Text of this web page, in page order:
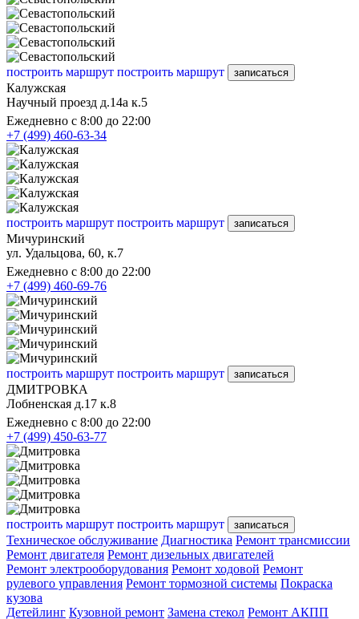
построить маршрут построить маршрут записаться
Калужская
Научный проезд д.14а к.5
Ежедневно с 8:00 до 22:00
+7 (499) 460-63-34
построить маршрут построить маршрут записаться
Мичуринский
ул. Удальцова, 60, к.7
Ежедневно с 8:00 до 22:00
+7 (499) 460-69-76
построить маршрут построить маршрут записаться
ДМИТРОВКА
Лобненская д.17 к.8
Ежедневно с 8:00 до 22:00
+7 (499) 450-63-77
построить маршрут построить маршрут записаться
Техническое обслуживание Диагностика Ремонт трансмиссии
Ремонт двигателя Ремонт дизельных двигателей
Ремонт электрооборудования Ремонт ходовой Ремонт
рулевого управления Ремонт тормозной системы Покраска
кузова
Детейлинг Кузовной ремонт Замена стекол Ремонт АКПП